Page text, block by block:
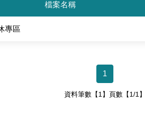
檔案名稱
專區
1
資料筆數【1】頁數【1/1】